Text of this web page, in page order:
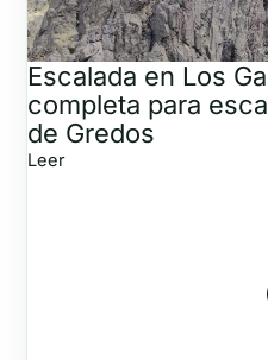
Escalada en Los
completa para
de Gredos
Leer